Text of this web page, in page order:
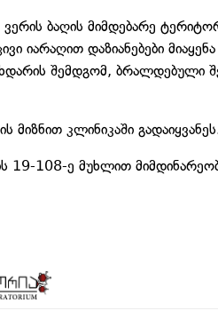
ბაღის მიმდებარე
იარაღით დაზიანებები
შემდგომ, ბრალდებული
მიზნით კლინიკაში
19-108-ე მუხლით